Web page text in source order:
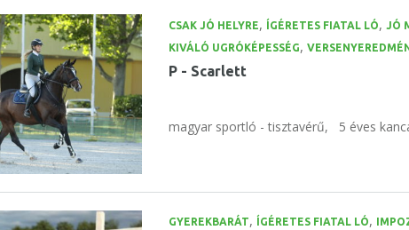
CSAK JÓ HELYRE, ÍGÉRETES FIATAL LÓ, JÓ
KIVÁLÓ UGRÓKÉPESSÉG,
P - Scarlett
magyar sportló - tisztavérű, 5 éves
GYEREKBARÁT, ÍGÉRETES FIATAL LÓ,